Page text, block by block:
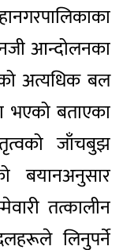
आन्दोलनका
अत्यधिक बल
भएको बताएका
जाँचबुझ
बयानअनुसार
तत्कालीन
लिनुपर्ने